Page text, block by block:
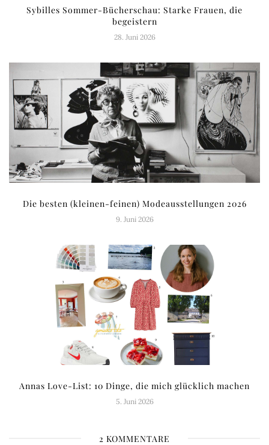
Sybilles Sommer-Bücherschau: Starke Frauen, die
begeistern
28. Juni 2026
Die besten (kleinen-feinen) Modeausstellungen 2026
9. Juni 2026
Annas Love-List: 10 Dinge, die mich glücklich machen
5. Juni 2026
2 KOMMENTARE